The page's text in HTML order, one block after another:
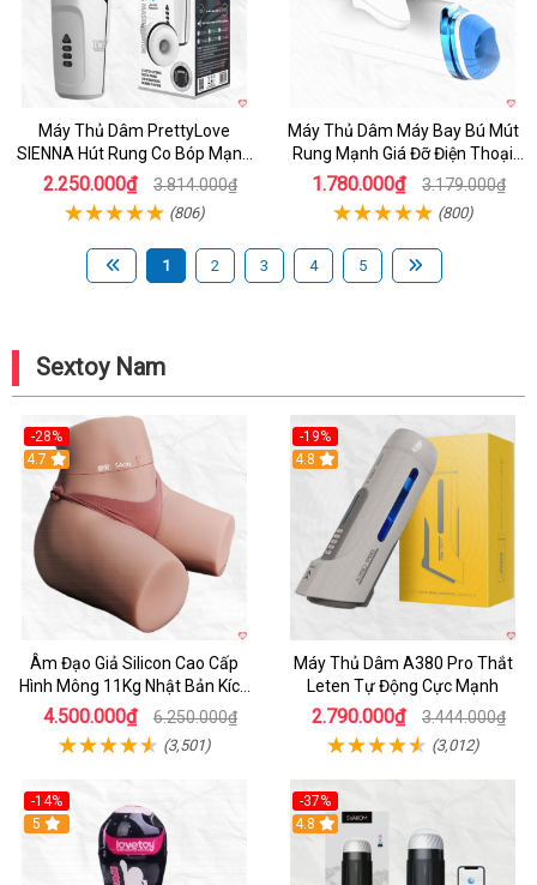
Máy Thủ Dâm PrettyLove
SIENNA Hút Rung Co Bóp Mạnh
Mẽ Nam
2.250.000₫ 3.814.000₫
(806)
Máy Thủ Dâm Máy Bay Bú Mút
Rung Mạnh Giá Đỡ Điện Thoại
Chính Hãng
1.780.000₫ 3.179.000₫
(800)
1 2 3 4 5
Sextoy Nam
-28%
4.7
Âm Đạo Giả Silicon Cao Cấp
Hình Mông 11Kg Nhật Bản Kích
Thước Như Thật
4.500.000₫ 6.250.000₫
(3,501)
-19%
Hot
4.8
Máy Thủ Dâm A380 Pro Thắt
Leten Tự Động Cực Mạnh
2.790.000₫ 3.444.000₫
(3,012)
-14%
Hot
5
-37%
4.8